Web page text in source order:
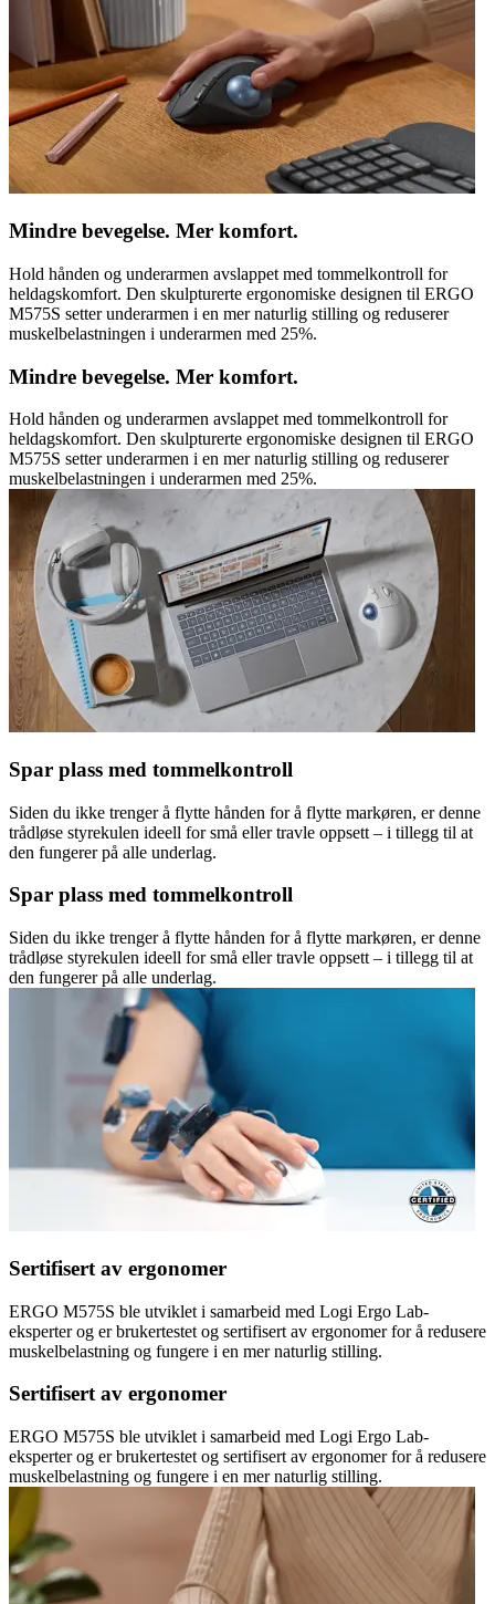
Mindre bevegelse. Mer komfort.
Hold hånden og underarmen avslappet med tommelkontroll for
heldagskomfort. Den skulpturerte ergonomiske designen til ERGO
M575S setter underarmen i en mer naturlig stilling og reduserer
muskelbelastningen i underarmen med 25%.
Mindre bevegelse. Mer komfort.
Hold hånden og underarmen avslappet med tommelkontroll for
heldagskomfort. Den skulpturerte ergonomiske designen til ERGO
M575S setter underarmen i en mer naturlig stilling og reduserer
muskelbelastningen i underarmen med 25%.
Spar plass med tommelkontroll
Siden du ikke trenger å flytte hånden for å flytte markøren, er denne
trådløse styrekulen ideell for små eller travle oppsett – i tillegg til at
den fungerer på alle underlag.
Spar plass med tommelkontroll
Siden du ikke trenger å flytte hånden for å flytte markøren, er denne
trådløse styrekulen ideell for små eller travle oppsett – i tillegg til at
den fungerer på alle underlag.
Sertifisert av ergonomer
ERGO M575S ble utviklet i samarbeid med Logi Ergo Lab-
eksperter og er brukertestet og sertifisert av ergonomer for å redusere
muskelbelastning og fungere i en mer naturlig stilling.
Sertifisert av ergonomer
ERGO M575S ble utviklet i samarbeid med Logi Ergo Lab-
eksperter og er brukertestet og sertifisert av ergonomer for å redusere
muskelbelastning og fungere i en mer naturlig stilling.